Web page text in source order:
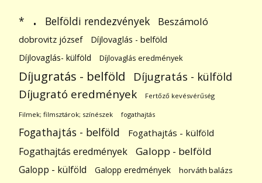
* . Belföldi rendezvények Beszámoló
dobrovitz józsef
Díjlovaglás - belföld
Díjlovaglás- külföld
Díjlovaglás eredmények
Díjugratás - belföld Díjugratás - külföld
Díjugrató eredmények Fertőző kevésvérűség
Filmek; filmsztárok; színészek fogathajtás
Fogathajtás - belföld Fogathajtás - külföld
Fogathajtás eredmények Galopp - belföld
Galopp - külföld Galopp eredmények horváth balázs